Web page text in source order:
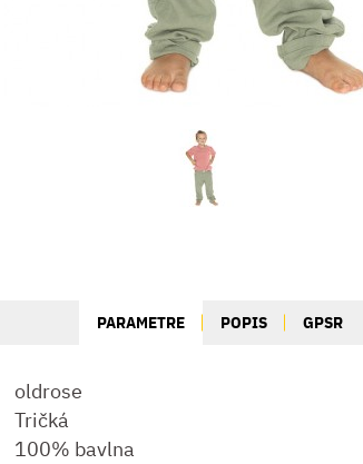
PARAMETRE POPIS GPSR
oldrose
Tričká
100% bavlna